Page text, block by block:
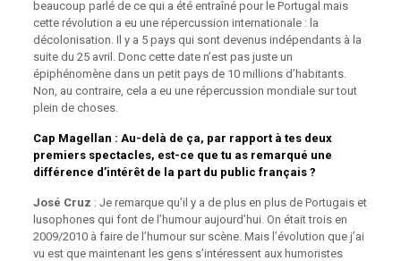
beaucoup parlé de ce qui a été entraîné pour le Portugal mais
cette révolution a eu une répercussion internationale : la
décolonisation. Il y a 5 pays qui sont devenus indépendants à la
suite du 25 avril. Donc cette date n’est pas juste un
épiphénomène dans un petit pays de 10 millions d’habitants.
Non, au contraire, cela a eu une répercussion mondiale sur tout
plein de choses.
Cap Magellan : Au-delà de ça, par rapport à tes deux
premiers spectacles, est-ce que tu as remarqué une
différence d’intérêt de la part du public français ?
José Cruz : Je remarque qu’il y a de plus en plus de Portugais et
lusophones qui font de l’humour aujourd’hui. On était trois en
2009/2010 à faire de l’humour sur scène. Mais l’évolution que j’ai
vu est que maintenant les gens s’intéressent aux humoristes